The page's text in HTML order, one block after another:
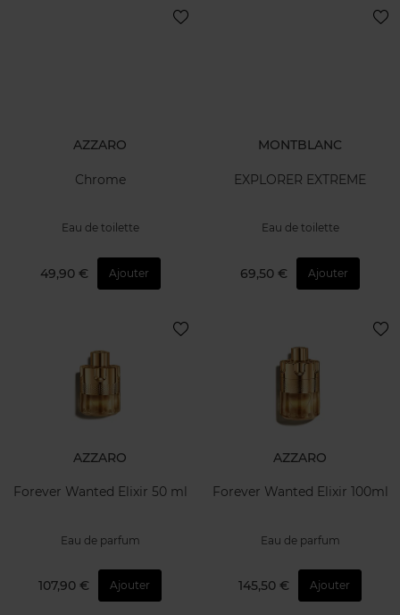
AZZARO
Chrome
Eau de toilette
49,90 € Ajouter
MONTBLANC
EXPLORER EXTREME
Eau de toilette
69,50 € Ajouter
AZZARO
Forever Wanted Elixir 50 ml
Eau de parfum
107,90 € Ajouter
AZZARO
Forever Wanted Elixir 100ml
Eau de parfum
145,50 € Ajouter